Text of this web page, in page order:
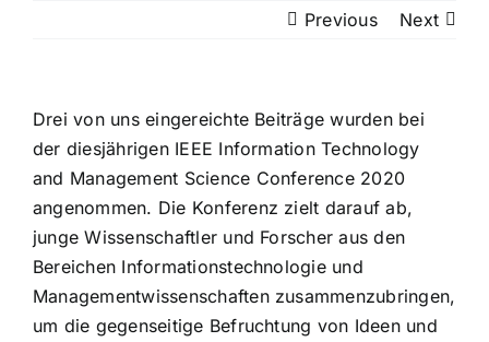
Previous Next
Drei von uns eingereichte Beiträge wurden bei
der diesjährigen IEEE Information Technology
and Management Science Conference 2020
angenommen. Die Konferenz zielt darauf ab,
junge Wissenschaftler und Forscher aus den
Bereichen Informationstechnologie und
Managementwissenschaften zusammenzubringen,
um die gegenseitige Befruchtung von Ideen und